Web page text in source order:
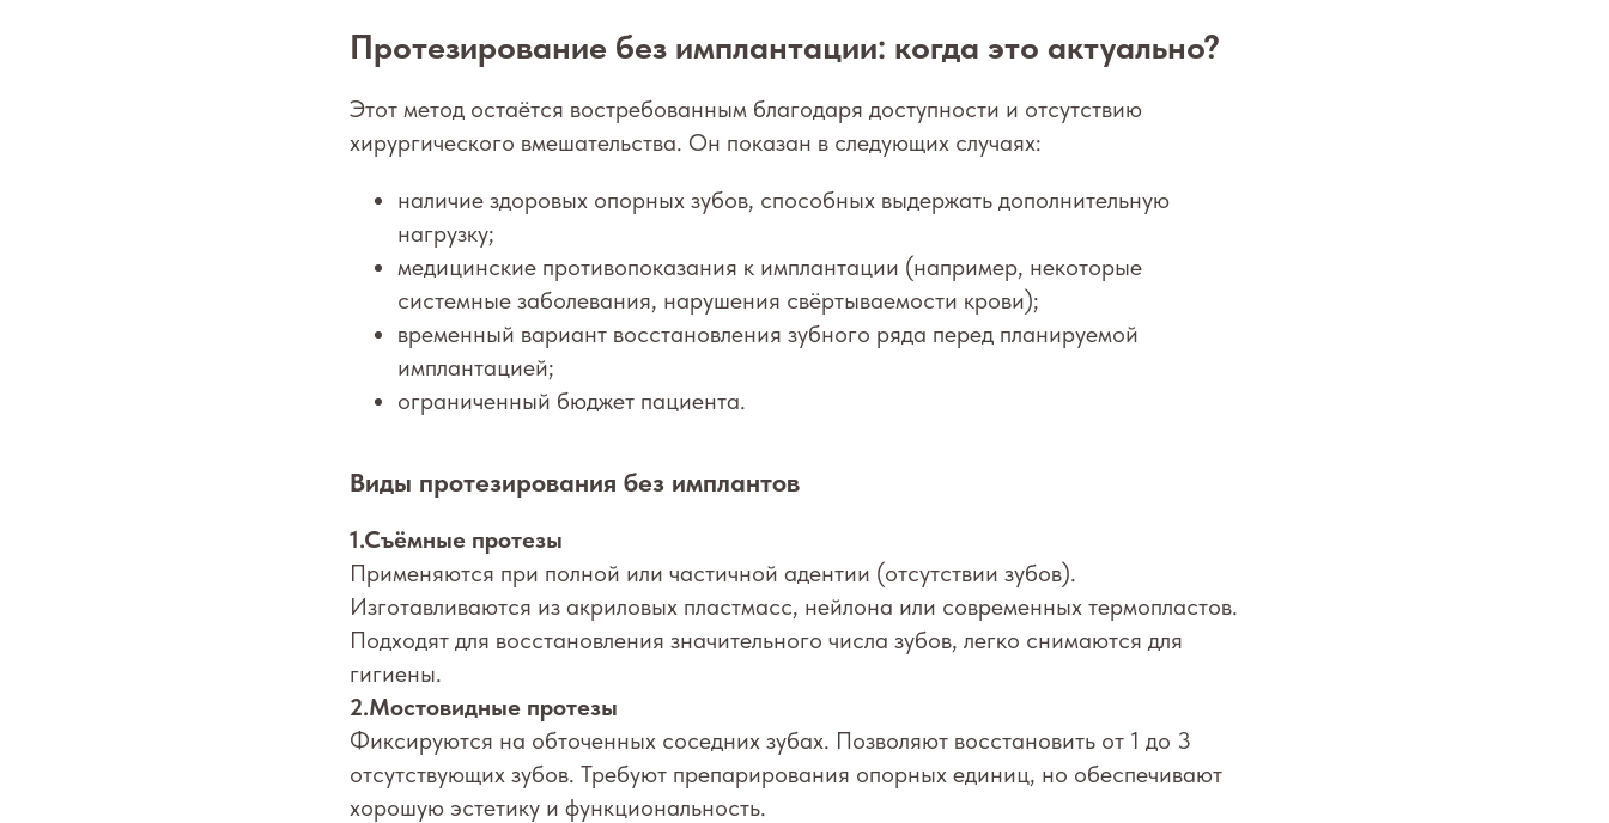
Протезирование без имплантации: когда это актуально?
Этот метод остаётся востребованным благодаря доступности и отсутствию
хирургического вмешательства. Он показан в следующих случаях:
наличие здоровых опорных зубов, способных выдержать дополнительную
нагрузку;
медицинские противопоказания к имплантации (например, некоторые
системные заболевания, нарушения свёртываемости крови);
временный вариант восстановления зубного ряда перед планируемой
имплантацией;
ограниченный бюджет пациента.
Виды протезирования без имплантов
1.Съёмные протезы
Применяются при полной или частичной адентии (отсутствии зубов).
Изготавливаются из акриловых пластмасс, нейлона или современных термопластов.
Подходят для восстановления значительного числа зубов, легко снимаются для
гигиены.
2.Мостовидные протезы
Фиксируются на обточенных соседних зубах. Позволяют восстановить от 1 до 3
отсутствующих зубов. Требуют препарирования опорных единиц, но обеспечивают
хорошую эстетику и функциональность.